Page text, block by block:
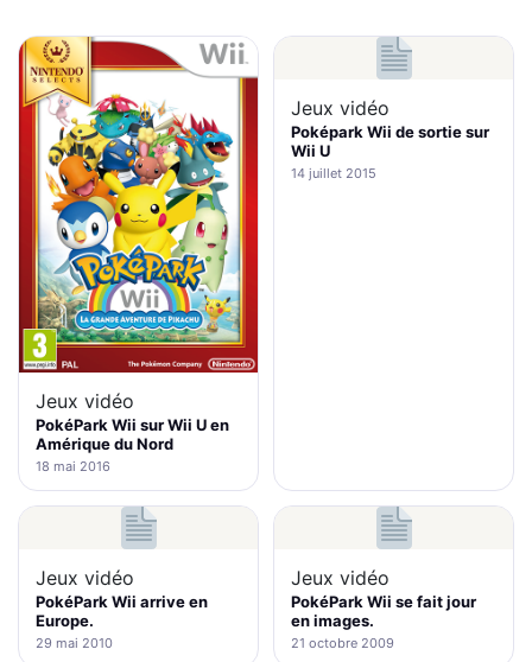
Jeux vidéo
PokéPark Wii sur Wii U en
Amérique du Nord
18 mai 2016
Jeux vidéo
Poképark Wii de sortie sur
Wii U
14 juillet 2015
Jeux vidéo
PokéPark Wii arrive en
Europe.
29 mai 2010
Jeux vidéo
PokéPark Wii se fait jour
en images.
21 octobre 2009